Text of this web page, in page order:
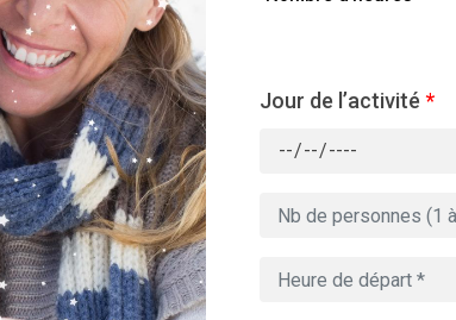
Jour de l’activité *